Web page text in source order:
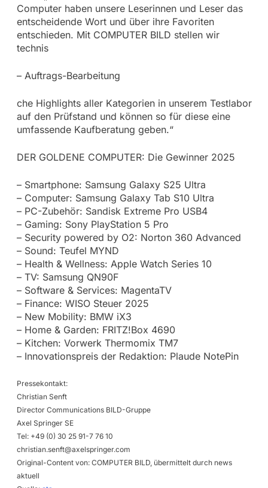
Computer haben unsere Leserinnen und Leser das
entscheidende Wort und über ihre Favoriten
entschieden. Mit COMPUTER BILD stellen wir
technis
– Auftrags-Bearbeitung
che Highlights aller Kategorien in unserem Testlabor
auf den Prüfstand und können so für diese eine
umfassende Kaufberatung geben.“
DER GOLDENE COMPUTER: Die Gewinner 2025
– Smartphone: Samsung Galaxy S25 Ultra
– Computer: Samsung Galaxy Tab S10 Ultra
– PC-Zubehör: Sandisk Extreme Pro USB4
– Gaming: Sony PlayStation 5 Pro
– Security powered by O2: Norton 360 Advanced
– Sound: Teufel MYND
– Health & Wellness: Apple Watch Series 10
– TV: Samsung QN90F
– Software & Services: MagentaTV
– Finance: WISO Steuer 2025
– New Mobility: BMW iX3
– Home & Garden: FRITZ!Box 4690
– Kitchen: Vorwerk Thermomix TM7
– Innovationspreis der Redaktion: Plaude NotePin
Pressekontakt:
Christian Senft
Director Communications BILD-Gruppe
Axel Springer SE
Tel: +49 (0) 30 25 91-7 76 10
christian.senft@axelspringer.com
Original-Content von: COMPUTER BILD, übermittelt durch news
aktuell